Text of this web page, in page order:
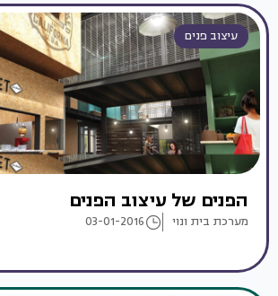
עיצוב פנים
הפנים של עיצוב הפנים
מערכת בית ונוי 03-01-2016